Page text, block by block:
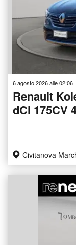
6 agosto 2026 alle 02:06
Renault
dCi 175CV
Civitanova